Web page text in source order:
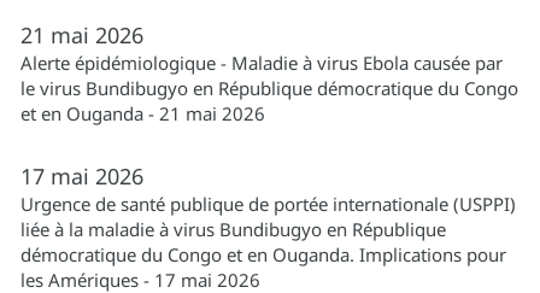
21 mai 2026
Alerte épidémiologique - Maladie à virus Ebola causée par
le virus Bundibugyo en République démocratique du Congo
et en Ouganda - 21 mai 2026
17 mai 2026
Urgence de santé publique de portée internationale (USPPI)
liée à la maladie à virus Bundibugyo en République
démocratique du Congo et en Ouganda. Implications pour
les Amériques - 17 mai 2026